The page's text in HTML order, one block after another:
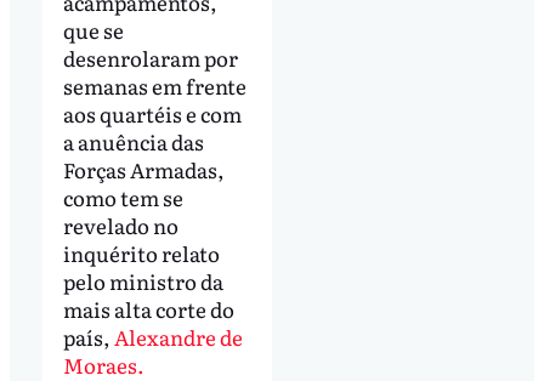
que se
desenrolaram por
semanas em frente
aos quartéis e com
a anuência das
Forças Armadas,
como tem se
revelado no
inquérito relato
pelo ministro da
mais alta corte do
país, Alexandre de
Moraes.